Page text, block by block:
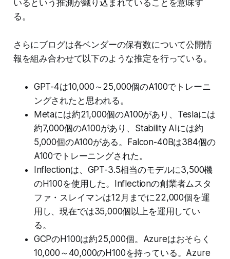
いるという推測が織り込まれていることを意味す
る。
さらにブログは各ベンダーの保有数について公開情
報を組み合わせて以下のような推定を行っている。
GPT-4は10,000～25,000個のA100でトレーニ
ングされたと思われる。
Metaには約21,000個のA100があり、Teslaには
約7,000個のA100があり、Stability AIには約
5,000個のA100がある。Falcon-40Bは384個の
A100でトレーニングされた。
Inflectionは、GPT-3.5相当のモデルに3,500機
のH100を使用した。Inflectionの創業者ムスタ
ファ・スレイマンは12月までに22,000個を運
用し、現在では35,000個以上を運用してい
る。
GCPのH100は約25,000個。Azureはおそらく
10,000～40,000のH100を持っている。Azure